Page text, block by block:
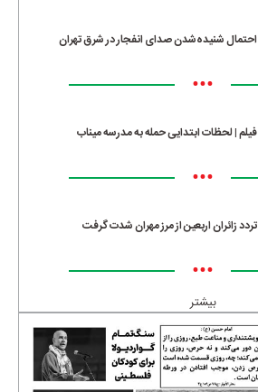
احتمال شنیده‌شدن صدای انفجار در شرق تهران
•••
فیلم | لحظات ابتدایی حمله به مدرسه میناب
•••
تردد زائران اربعین از مرز مهران شدت گرفت
•••
بیشتر